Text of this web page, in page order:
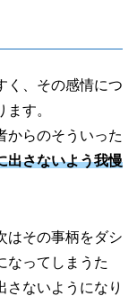
く、その感情につ
す。
からのそういった
出さないよう我慢
はその事柄をダシ
なってしまうた
さないようになり